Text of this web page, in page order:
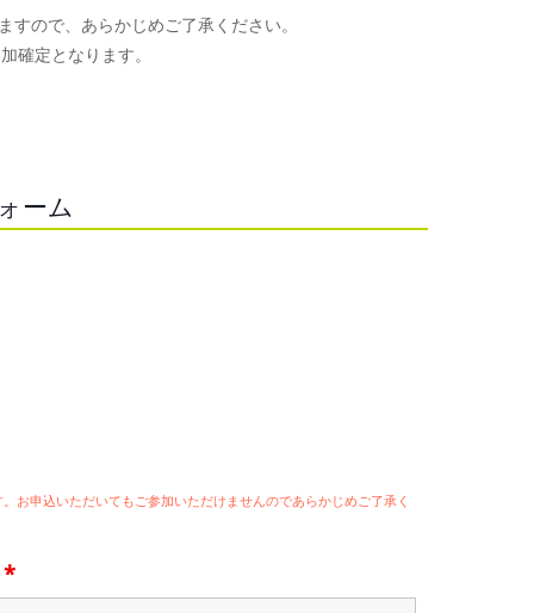
ので、あらかじめご了承ください。
確定となります。
ーム
お申込いただいてもご参加いただけませんのであらかじめご了承く
*